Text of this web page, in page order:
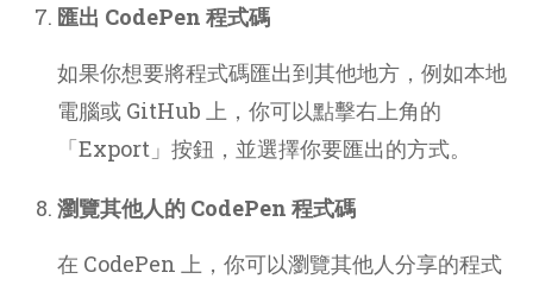
匯出 CodePen 程式碼
如果你想要將程式碼匯出到其他地方，例如本地
電腦或 GitHub 上，你可以點擊右上角的
「Export」按鈕，並選擇你要匯出的方式。
瀏覽其他人的 CodePen 程式碼
在 CodePen 上，你可以瀏覽其他人分享的程式